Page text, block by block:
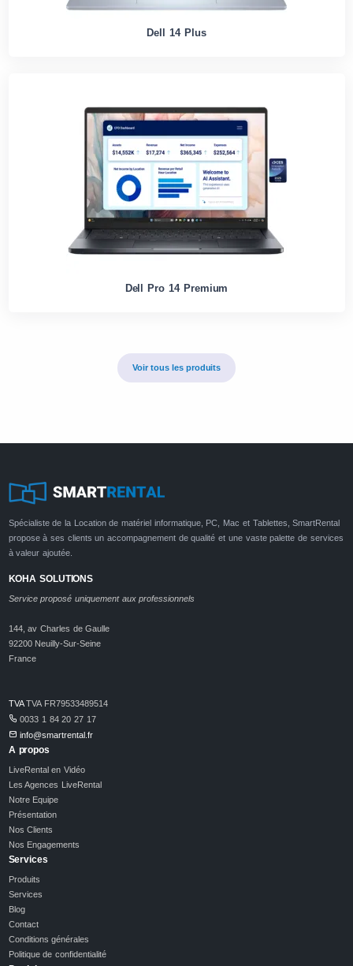
Dell 14 Plus
Dell Pro 14 Premium
Voir tous les produits
Spécialiste de la Location de matériel informatique, PC, Mac et Tablettes, SmartRental
propose à ses clients un accompagnement de qualité et une vaste palette de services
à valeur ajoutée.
KOHA SOLUTIONS
Service proposé uniquement aux professionnels
144, av Charles de Gaulle
92200 Neuilly-Sur-Seine
France
TVATVA FR79533489514
0033 1 84 20 27 17
info@smartrental.fr
A propos
LiveRental en Vidéo
Les Agences LiveRental
Notre Equipe
Présentation
Nos Clients
Nos Engagements
Services
Produits
Services
Blog
Contact
Conditions générales
Politique de confidentialité